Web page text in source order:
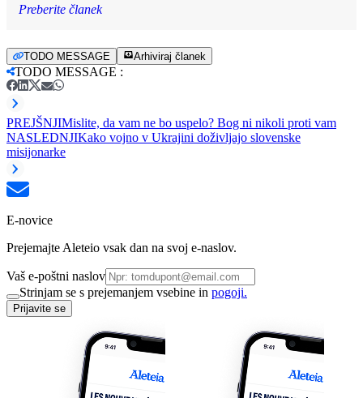
Preberite članek
TODO MESSAGE Arhiviraj članek
TODO MESSAGE :
PREJŠNJIMislite, da vam ne bo uspelo? Bog ni nikoli proti vam
NASLEDNJIKako vojno v Ukrajini doživljajo slovenske
misijonarke
E-novice
Prejemajte Aleteio vsak dan na svoj e-naslov.
Vaš e-poštni naslov
Strinjam se s prejemanjem vsebine in pogoji.
Prijavite se